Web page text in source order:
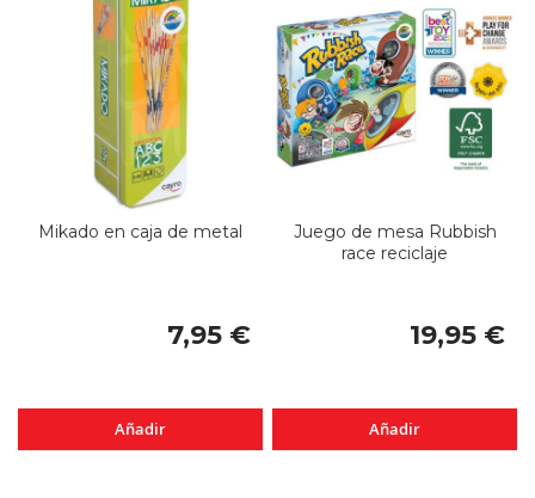
Mikado en caja de metal
7,95 €
Añadir
Juego de mesa Rubbish
race reciclaje
19,95 €
Añadir